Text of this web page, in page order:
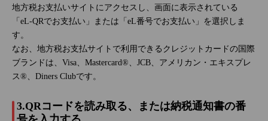
地方税お支払いサイトにアクセスし、画面に表示されている
「eL-QRでお支払い」または「eL番号でお支払い」を選択しま
す。
なお、地方税お支払サイトで利用できるクレジットカードの国際
ブランドは、Visa、Mastercard®、JCB、アメリカン・エキスプレ
ス®、Diners Clubです。
3.QRコードを読み取る、または納税通知書の番